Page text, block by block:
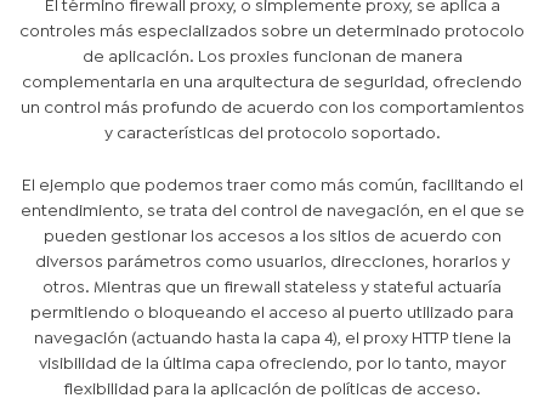
El término firewall proxy, o simplemente proxy, se aplica a
controles más especializados sobre un determinado protocolo
de aplicación. Los proxies funcionan de manera
complementaria en una arquitectura de seguridad, ofreciendo
un control más profundo de acuerdo con los comportamientos
y características del protocolo soportado.
El ejemplo que podemos traer como más común, facilitando el
entendimiento, se trata del control de navegación, en el que se
pueden gestionar los accesos a los sitios de acuerdo con
diversos parámetros como usuarios, direcciones, horarios y
otros. Mientras que un firewall stateless y stateful actuaría
permitiendo o bloqueando el acceso al puerto utilizado para
navegación (actuando hasta la capa 4), el proxy HTTP tiene la
visibilidad de la última capa ofreciendo, por lo tanto, mayor
flexibilidad para la aplicación de políticas de acceso.